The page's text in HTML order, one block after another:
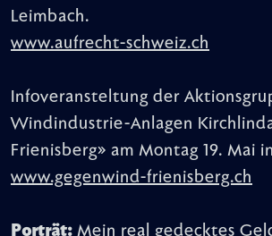
Leimbach.
www.aufrecht-schweiz.ch
Infoveransteltung der
Windindustrie-Anlagen
Frienisberg» am Montag 19. Mai
www.gegenwind-frienisberg.ch
Porträt: Mein real gedecktes